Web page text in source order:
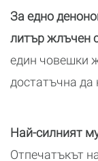
За едно
литър жлъчен
един човешки
достатъчна да
Най-силният
Отпечатъкът